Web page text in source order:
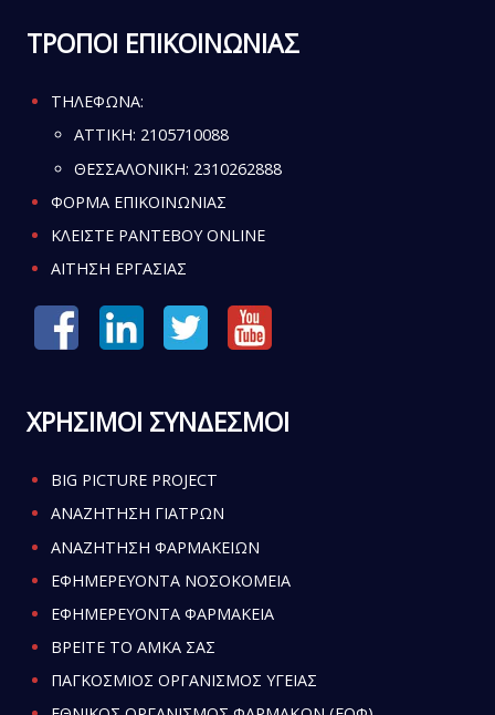
ΤΡΟΠΟΙ ΕΠΙΚΟΙΝΩΝΙΑΣ
ΤΗΛΕΦΩΝΑ:
ATTIKH: 2105710088
ΘΕΣΣΑΛΟΝΙΚΗ: 2310262888
ΦΟΡΜΑ ΕΠΙΚΟΙΝΩΝΙΑΣ
ΚΛΕΙΣΤΕ ΡΑΝΤΕΒΟΥ ONLINE
ΑΙΤΗΣΗ ΕΡΓΑΣΙΑΣ
ΧΡΗΣΙΜΟΙ ΣΥΝΔΕΣΜΟΙ
BIG PICTURE PROJECT
ΑΝΑΖΗΤΗΣΗ ΓΙΑΤΡΩΝ
ΑΝΑΖΗΤΗΣΗ ΦΑΡΜΑΚΕΙΩΝ
ΕΦΗΜΕΡΕΥΟΝΤΑ ΝΟΣΟΚΟΜΕΙΑ
ΕΦΗΜΕΡΕΥΟΝΤΑ ΦΑΡΜΑΚΕΙΑ
ΒΡΕΙΤΕ ΤΟ ΑΜΚΑ ΣΑΣ
ΠΑΓΚΟΣΜΙΟΣ ΟΡΓΑΝΙΣΜΟΣ ΥΓΕΙΑΣ